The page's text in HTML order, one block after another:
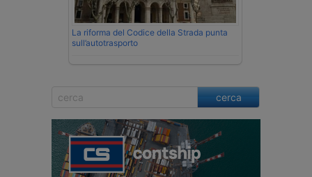
La riforma del Codice della Strada punta
sull’autotrasporto
cerca